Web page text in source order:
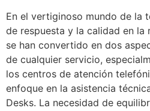
En el vertiginoso mundo de la
de respuesta y la calidad en la
se han convertido en dos
de cualquier servicio,
los centros de atención
enfoque en la asistencia
Desks. La necesidad de